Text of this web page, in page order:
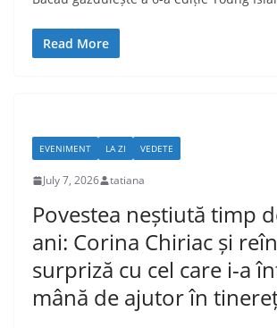
Read More
EVENIMENT LA ZI VEDETE
July 7, 2026 tatiana
Povestea neștiută timp
ani: Corina Chiriac și
surpriză cu cel care i-a
mână de ajutor în